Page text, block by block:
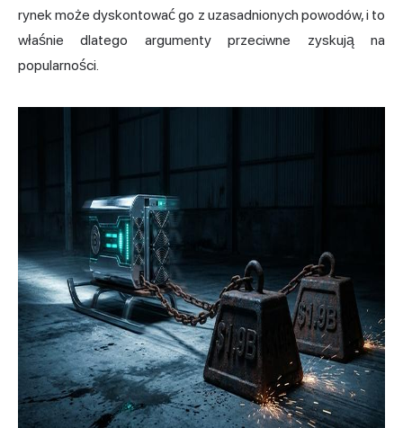
rynek może dyskontować go z uzasadnionych powodów, i to
właśnie dlatego argumenty przeciwne zyskują na
popularności.